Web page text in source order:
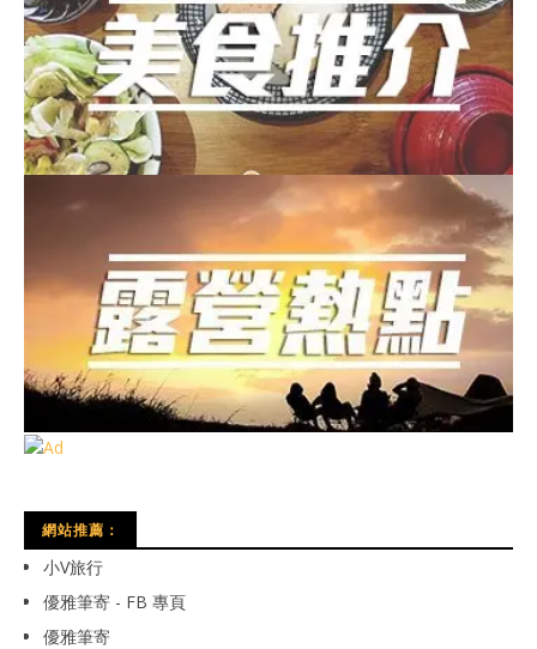
網站推薦：
小V旅行
優雅筆寄 - FB 專頁
優雅筆寄